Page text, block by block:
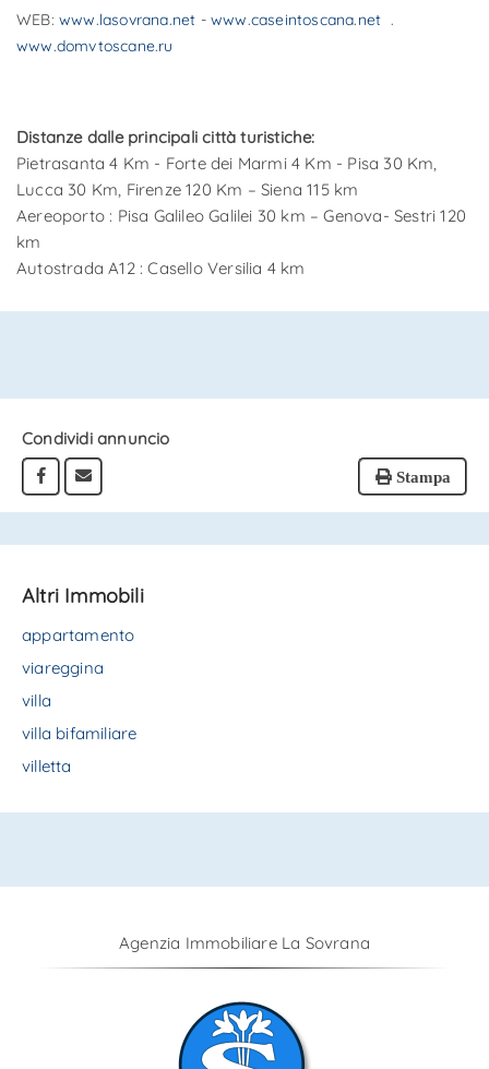
WEB: www.lasovrana.net -www.caseintoscana.net .
www.domvtoscane.ru
Distanze dalle principali città turistiche:
Pietrasanta 4 Km - Forte dei Marmi 4 Km - Pisa 30 Km,
Lucca 30 Km, Firenze 120 Km – Siena 115 km
Aereoporto : Pisa Galileo Galilei 30 km – Genova- Sestri 120
km
Autostrada A12 : Casello Versilia 4 km
Condividi annuncio
Stampa
Altri Immobili
appartamento
viareggina
villa
villa bifamiliare
villetta
Agenzia Immobiliare La Sovrana